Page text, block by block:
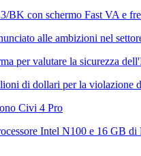
BK con schermo Fast VA e
alle ambizioni nel
per valutare la sicurezza
di dollari per la violazione
Civi 4 Pro
Intel N100 e 16 GB di